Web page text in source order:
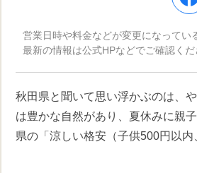
営業日時や料金などが変更になってい
最新の情報は公式HPなどでご確認く
秋田県と聞いて思い浮かぶのは、
は豊かな自然があり、夏休みに親
県の「涼しい格安（子供500円以